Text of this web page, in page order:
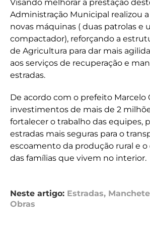
Visando melhorar a prestação
Administração Municipal realizou
novas máquinas ( duas patrolas e
compactador), reforçando a
de Agricultura para dar mais
aos serviços de recuperação e
estradas.
De acordo com o prefeito Marcelo
investimentos de mais de 2
fortalecer o trabalho das equipes,
estradas mais seguras para o
escoamento da produção rural e
das famílias que vivem no interior.
Neste artigo: Estradas,
Obras